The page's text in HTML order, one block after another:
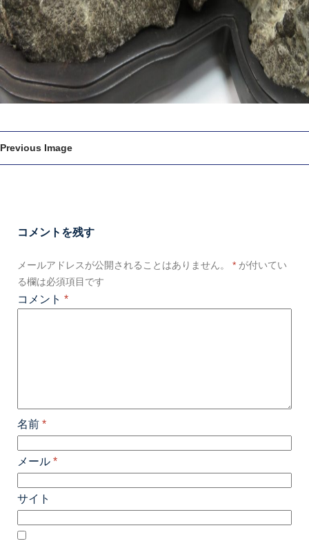
Previous Image
コメントを残す
メールアドレスが公開されることはありません。 * が付いてい
る欄は必須項目です
コメント *
名前 *
メール *
サイト